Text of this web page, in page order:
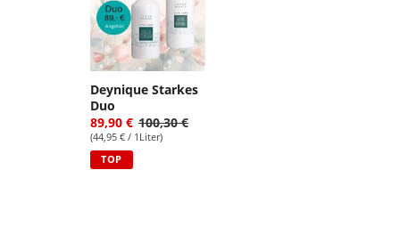
Deynique Starkes
Duo
89,90 € 100,30 €
(44,95 € / 1Liter)
TOP